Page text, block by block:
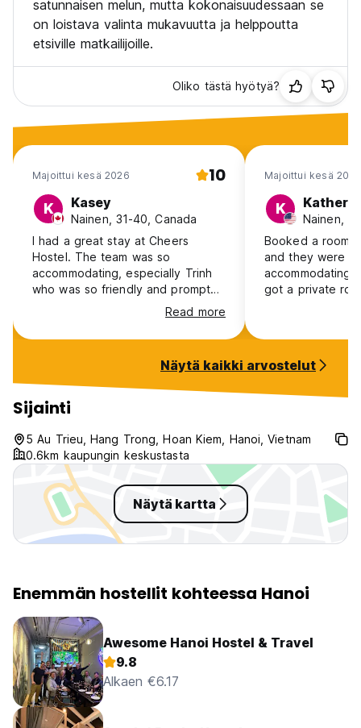
satunnaisen melun, mutta kokonaisuudessaan se
on loistava valinta mukavuutta ja helppoutta
etsiville matkailijoille.
Oliko tästä hyötyä?
Majoittui kesä 2026 10
K Kasey
Nainen, 31-40, Canada
I had a great stay at Cheers
Hostel. The team was so
accommodating, especially Trinh
who was so friendly and prompt
to answer my questions. The
location is also close to the
hustle-and-bustle of the Old Town
rest for the evening. Thank you
for the great stay!
Read more
Majoittui kesä 2026
K
Nainen,
Booked a room
and they were
accommodating.
got a private
kind of
a great location.
Näytä kaikki arvostelut
Sijainti
5 Au Trieu, Hang Trong, Hoan Kiem, Hanoi, Vietnam
0.6km kaupungin keskustasta
Näytä kartta
Enemmän hostellit kohteessa Hanoi
Awesome Hanoi Hostel & Travel
9.8
Alkaen €6.17